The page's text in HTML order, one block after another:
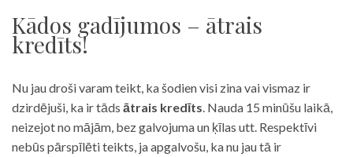
Kādos gadījumos – ātrais
kredīts!
Nu jau droši varam teikt, ka šodien visi zina vai vismaz ir
dzirdējuši, ka ir tāds ātrais kredīts. Nauda 15 minūšu laikā,
neizejot no mājām, bez galvojuma un ķīlas utt. Respektīvi
nebūs pārspīlēti teikts, ja apgalvošu, ka nu jau tā ir